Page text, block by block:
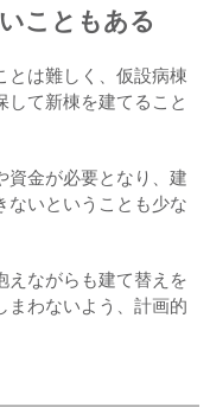
こともある
とは難しく、仮設病棟
して新棟を建てること
資金が必要となり、建
ないということも少な
えながらも建て替えを
まわないよう、計画的